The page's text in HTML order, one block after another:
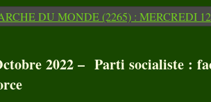
2022 – Parti socialiste :